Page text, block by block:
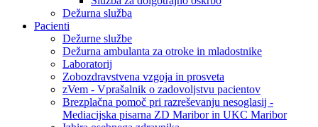
Dežurna služba
Pacienti
Dežurne službe
Dežurna ambulanta za otroke in mladostnike
Laboratorij
Zobozdravstvena vzgoja in prosveta
zVem - Vprašalnik o zadovoljstvu pacientov
Brezplačna pomoč pri razreševanju nesoglasij -
Mediacijska pisarna ZD Maribor in UKC Maribor